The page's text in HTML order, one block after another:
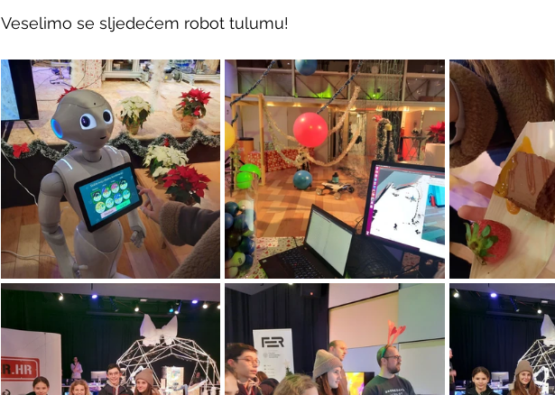
Veselimo se sljedećem robot tulumu!